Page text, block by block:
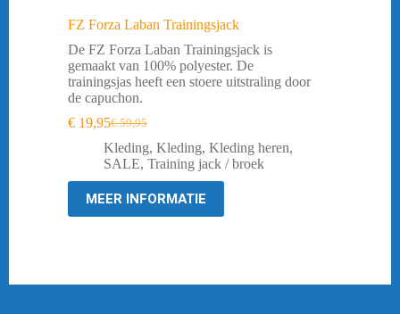
FZ Forza Laban Trainingsjack
De FZ Forza Laban Trainingsjack is
gemaakt van 100% polyester. De
trainingsjas heeft een stoere uitstraling door
de capuchon.
€59,95
Oorspronkelijke
prijs
was:
€ 59,95.
€ 19,95Huidige
prijs
is:
€ 19,95.
Kleding, Kleding, Kleding heren,
SALE, Training jack / broek
MEER INFORMATIE